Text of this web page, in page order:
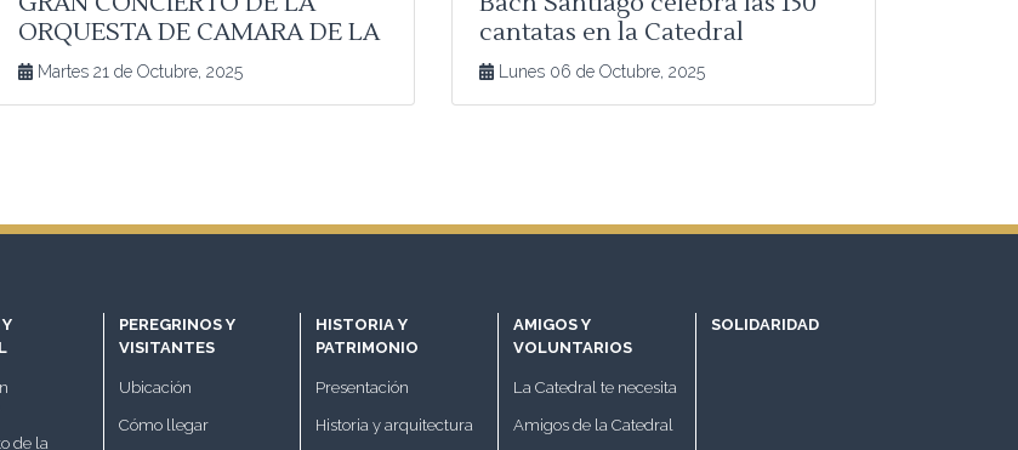
ORQUESTA DE CAMARA DE LA
UMCE Miércoles 22 de octubre
18 h
Martes 21 de Octubre, 2025
cantatas en la Catedral
Metropolitana
Lunes 06 de Octubre, 2025
de la
PEREGRINOS Y
VISITANTES
Ubicación
Cómo llegar
HISTORIA Y
PATRIMONIO
Presentación
Historia y arquitectura
AMIGOS Y
VOLUNTARIOS
La Catedral te necesita
Amigos de la Catedral
SOLIDARIDAD